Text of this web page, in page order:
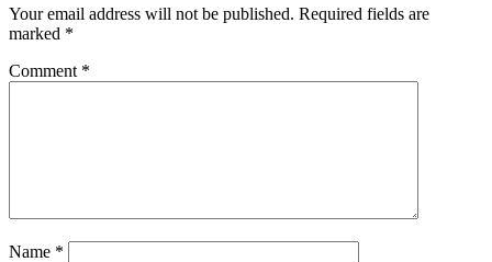
Your email address will not be published. Required fields are
marked *
Comment *
Name *